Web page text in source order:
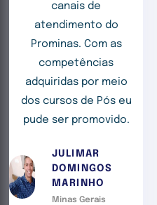
canais de
atendimento do
Prominas. Com as
competências
adquiridas por meio
dos cursos de Pós eu
pude ser promovido.
JULIMAR
DOMINGOS
MARINHO
Minas Gerais